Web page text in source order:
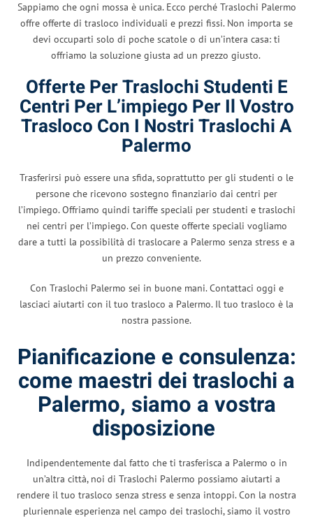
Sappiamo che ogni mossa è unica. Ecco perché Traslochi Palermo
offre offerte di trasloco individuali e prezzi fissi. Non importa se
devi occuparti solo di poche scatole o di un’intera casa: ti
offriamo la soluzione giusta ad un prezzo giusto.
Offerte Per Traslochi Studenti E
Centri Per L’impiego Per Il Vostro
Trasloco Con I Nostri Traslochi A
Palermo
Trasferirsi può essere una sfida, soprattutto per gli studenti o le
persone che ricevono sostegno finanziario dai centri per
l’impiego. Offriamo quindi tariffe speciali per studenti e traslochi
nei centri per l’impiego. Con queste offerte speciali vogliamo
dare a tutti la possibilità di traslocare a Palermo senza stress e a
un prezzo conveniente.
Con Traslochi Palermo sei in buone mani. Contattaci oggi e
lasciaci aiutarti con il tuo trasloco a Palermo. Il tuo trasloco è la
nostra passione.
Pianificazione e consulenza:
come maestri dei traslochi a
Palermo, siamo a vostra
disposizione
Indipendentemente dal fatto che ti trasferisca a Palermo o in
un’altra città, noi di Traslochi Palermo possiamo aiutarti a
rendere il tuo trasloco senza stress e senza intoppi. Con la nostra
pluriennale esperienza nel campo dei traslochi, siamo il vostro